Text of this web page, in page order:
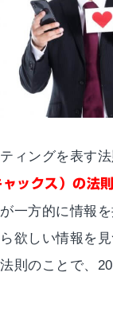
ィングを表す
ックス）の法則
一方的に情報
欲しい情報を
則のことで、